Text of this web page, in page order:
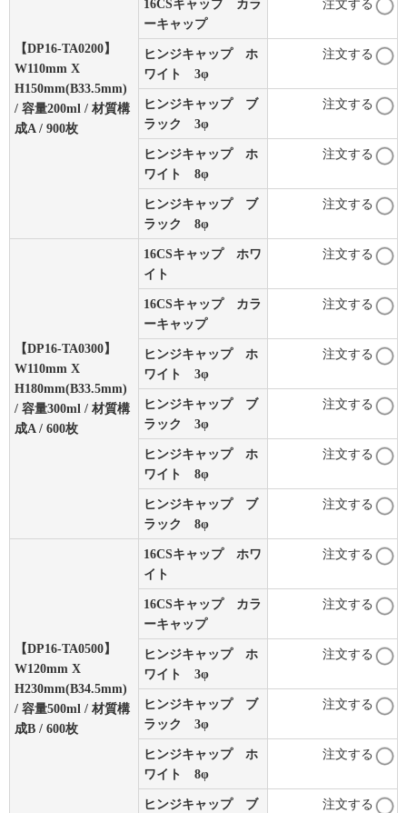
【DP16-TA0200】
W110mm X
H150mm(B33.5mm)
/ 容量200ml / 材質構
成A / 900枚
16CSキャップ カラ
ーキャップ
注文する
ヒンジキャップ ホ
ワイト 3φ
注文する
ヒンジキャップ ブ
ラック 3φ
注文する
ヒンジキャップ ホ
ワイト 8φ
注文する
ヒンジキャップ ブ
ラック 8φ
注文する
【DP16-TA0300】
W110mm X
H180mm(B33.5mm)
/ 容量300ml / 材質構
成A / 600枚
16CSキャップ ホワ
イト
注文する
16CSキャップ カラ
ーキャップ
注文する
ヒンジキャップ ホ
ワイト 3φ
注文する
ヒンジキャップ ブ
ラック 3φ
注文する
ヒンジキャップ ホ
ワイト 8φ
注文する
ヒンジキャップ ブ
ラック 8φ
注文する
【DP16-TA0500】
W120mm X
H230mm(B34.5mm)
/ 容量500ml / 材質構
成B / 600枚
16CSキャップ ホワ
イト
注文する
16CSキャップ カラ
ーキャップ
注文する
ヒンジキャップ ホ
ワイト 3φ
注文する
ヒンジキャップ ブ
ラック 3φ
注文する
ヒンジキャップ ホ
ワイト 8φ
注文する
ヒンジキャップ ブ
注文する